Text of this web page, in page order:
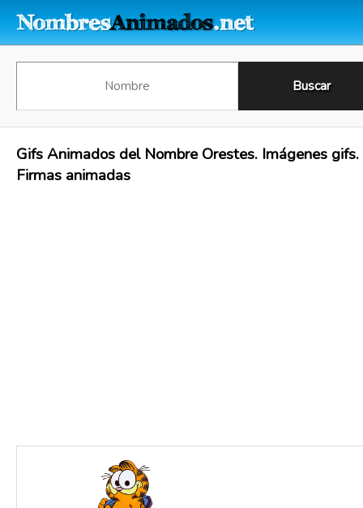
Gifs Animados del Nombre Orestes. Imágenes gifs.
Firmas animadas